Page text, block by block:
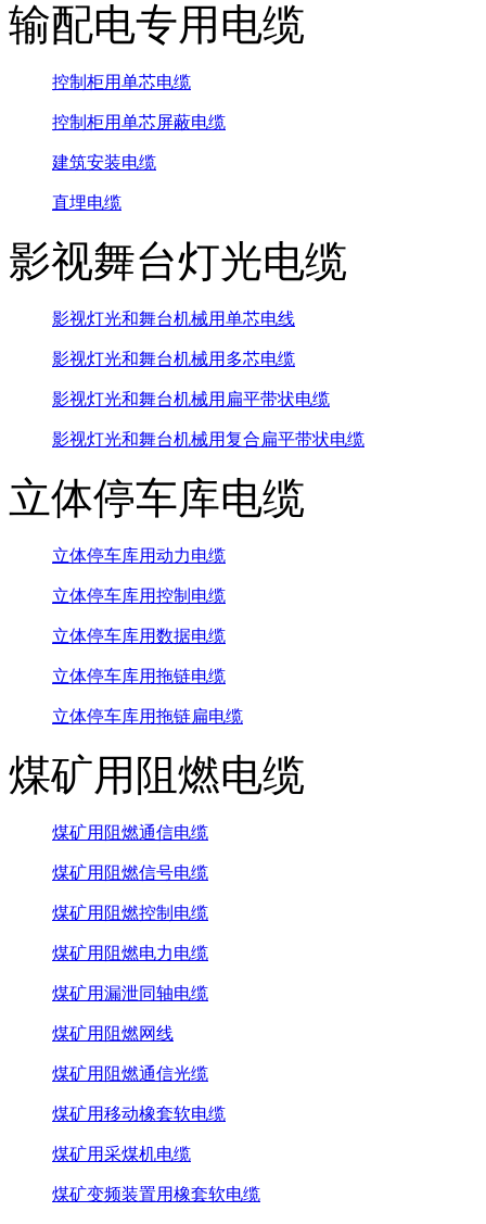
输配电专用电缆
控制柜用单芯电缆
控制柜用单芯屏蔽电缆
建筑安装电缆
直埋电缆
影视舞台灯光电缆
影视灯光和舞台机械用单芯电线
影视灯光和舞台机械用多芯电缆
影视灯光和舞台机械用扁平带状电缆
影视灯光和舞台机械用复合扁平带状电缆
立体停车库电缆
立体停车库用动力电缆
立体停车库用控制电缆
立体停车库用数据电缆
立体停车库用拖链电缆
立体停车库用拖链扁电缆
煤矿用阻燃电缆
煤矿用阻燃通信电缆
煤矿用阻燃信号电缆
煤矿用阻燃控制电缆
煤矿用阻燃电力电缆
煤矿用漏泄同轴电缆
煤矿用阻燃网线
煤矿用阻燃通信光缆
煤矿用移动橡套软电缆
煤矿用采煤机电缆
煤矿变频装置用橡套软电缆